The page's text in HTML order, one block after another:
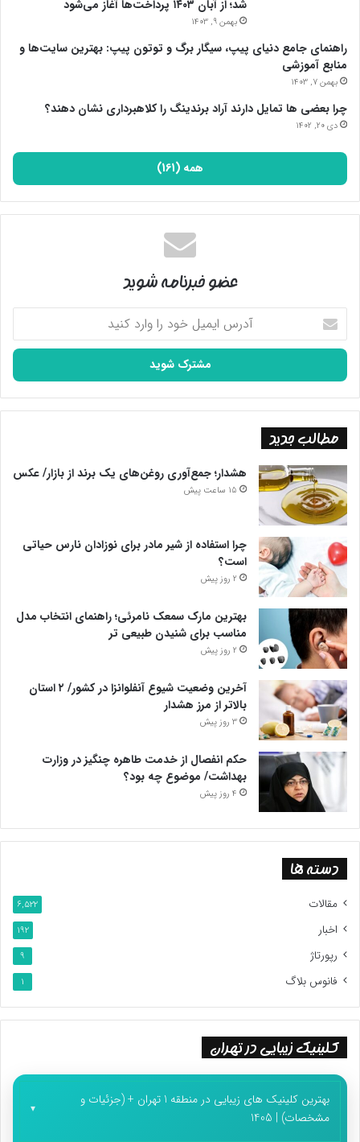
شد؛ از آبان ۱۴۰۳ پرداخت‌ها آغاز می‌شود
بهمن 9, 1403
راهنمای جامع دنیای پیپ، سیگار برگ و توتون پیپ: بهترین سایت‌ها و
منابع آموزشی
بهمن 7, 1403
چرا بعضی ها تمایل دارند آراد برندینگ را کلاهبرداری نشان دهند؟
دی 20, 1402
همه (161)
عضو خبرنامه شوید
آدرس
ایمیل
خود
وارد
کنید
مطالب جدید
هشدار؛ جمع‌آوری روغن‌های یک برند از بازار/ عکس
15 ساعت پیش
چرا استفاده از شیر مادر برای نوزادان نارس حیاتی
است؟
2 روز پیش
بهترین مارک سمعک نامرئی؛ راهنمای انتخاب مدل
مناسب برای شنیدن طبیعی تر
2 روز پیش
آخرین وضعیت شیوع آنفلوانزا در کشور/ ۲ استان
بالاتر از مرز هشدار
3 روز پیش
حکم انفصال از خدمت طاهره چنگیز در وزارت
بهداشت/ موضوع چه بود؟
4 روز پیش
دسته ها
مقالات 6,522
اخبار 192
رپورتاژ 9
فانوس بلاگ 1
کلینیک زیبایی در تهران
بهترین کلینیک های زیبایی در منطقه 1 تهران + (جزئیات و
مشخصات) | 1405